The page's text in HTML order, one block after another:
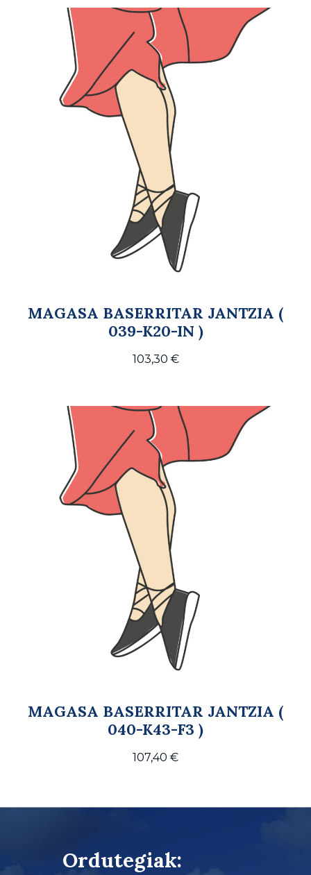
MAGASA BASERRITAR JANTZIA (
039-K20-IN )
103,30 €
MAGASA BASERRITAR JANTZIA (
040-K43-F3 )
107,40 €
Ordutegiak: